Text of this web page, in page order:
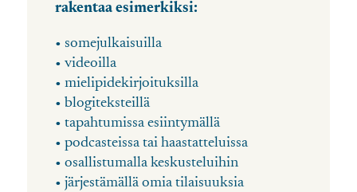
rakentaa esimerkiksi:
• somejulkaisuilla
• videoilla
• mielipidekirjoituksilla
• blogiteksteillä
• tapahtumissa esiintymällä
• podcasteissa tai haastatteluissa
• osallistumalla keskusteluihin
• järjestämällä omia tilaisuuksia